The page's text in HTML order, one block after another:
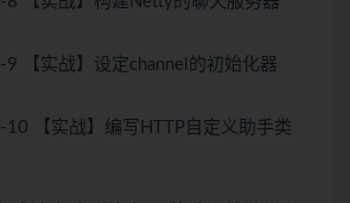
9 【实战】设定channel的初始化器
10 【实战】编写HTTP自定义助手类